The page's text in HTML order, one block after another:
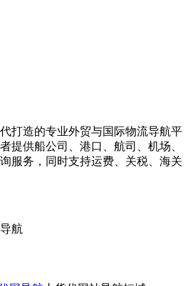
打造的专业外贸与国际物流导航平
提供船公司、港口、航司、机场、
服务，同时支持运费、关税、海关